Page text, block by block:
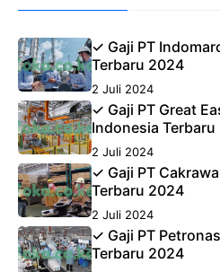
✓ Gaji PT
Terbaru 2024
2 Juli 2024
✓ Gaji PT Great
Indonesia Terbaru
2 Juli 2024
✓ Gaji PT
Terbaru 2024
2 Juli 2024
✓ Gaji PT
Terbaru 2024